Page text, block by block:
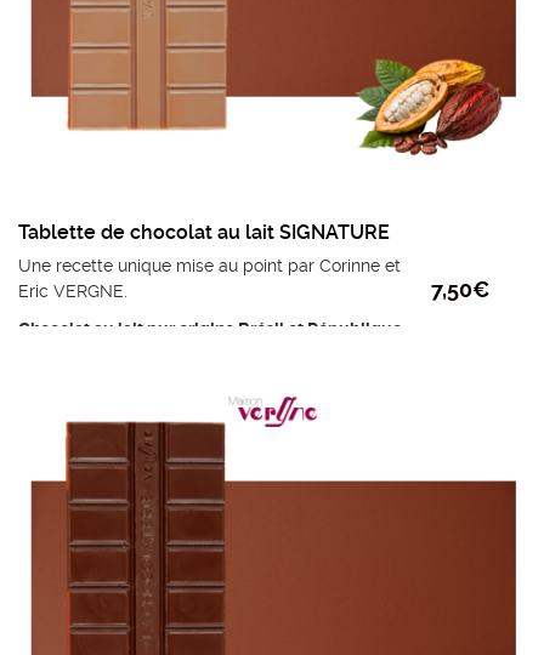
Tablette de chocolat au lait SIGNATURE
Une recette unique mise au point par Corinne et
Eric VERGNE.
Chocolat au lait pur origine Brésil et République
Note aromatique : frais et cacaoté
Ingrédients :Fèves de cacao, sucre, beurre de
cacao et émulsifiant : lécithine de tournesol.
poids mini : 95g
Prix au kilo : 78,95 €
7,50€